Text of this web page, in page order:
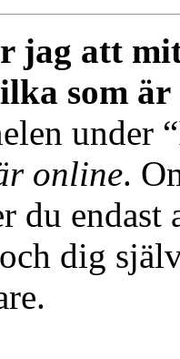
jag att
som är
under
online.
du
dig